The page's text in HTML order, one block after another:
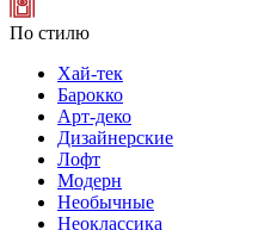
По стилю
Хай-тек
Барокко
Арт-деко
Дизайнерские
Лофт
Модерн
Необычные
Неоклассика